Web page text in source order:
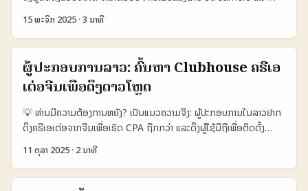
Bilibili ໄດ້ໃຊ້ AI ສຳລັບ matching) ສະຫຼຸບໄດ້ໄວ້ທີ່ສຸດໃນການອອກແບບ
ສະມາດຂອງຄຳສັ່ງ. ...
YouTube Shorts 👥 Monthly Active 12.000.000
Conversion 6% 4% 3% 💰 Avg. Creator Fee per Campaign
USD 300–1.500 USD 500–2.500 USD 200–2.000 🔗
Trackable Links Support Yes Yes Yes 🧾 Affiliate /
Storefront Tools Limited Expanding Available ເບິ່ງຈາກ
ຕາຕະລາງ: Douyin ໃນ Pakistan ມີ audience ສ່ວນເສັ້ນທີ່ດີເພື່ອຂັບ
app installs (ດູ່ດ້ວຍ conversion ≈6%) ແຕ່ tools ສໍາລັບ
affiliate/storefront ຍັງຈະຈຳกัด. ນີ້ແມ່ນສະແດງວ່າຕ້ອງຮ່ວມງານແບບ
performance-driven ແລະເປັນຕ້ອງບັນຈຸກັບການທົດສອບແຜນເພື່ອເພີ່ມ
ROI. ...
Pinterest creators ຈັກເປັນທ່ານທາງເຄື່ອງທີ່ອາດຈະເຮັດໃຫ້ຄ່າຕໍ່ການຕຼາດ
ຂຶ້ນສູງ. ບັນຫາຄື: Montenegro ເປັນຕະຫລາດຂະໜາດໜ້ອຍ, creator
pool ບໍ່ທົ່ວເທິງ, ແຕ່ມີນັກສ້າງພາບທີ່ມີຄຸນນະພາບສໍາເລັດເຂົ້າໃຈໄດ້ແລະດຶງຄວາມ
ສົນໃຈ. ບົດຄວາມນີ້ແນະນຳການຄົ້ນຫາຄຣີເເຕີ Pinterest ຈາກ
Montenegro, ວິທີ linking ລະບົບ streamers ເຂົ້າກັບການດຶງ installs,
ແລະແຜນທີ່ເປັນພາລະກິດສໍາເລັດ — ພວກເຮົາອ້າງອິງຈາກ Real Fast Social
ຕາຕະລາງຂໍ້ມູນດ້ານຕົວເລືອກ (ສະຫມຸດ: Platforms vs Creator Pools)
🧩 Metric Option A Option B Option C 👥 Monthly Active
578.000.000 (global Pinterest) 200.000 (Montenegro
Conversion 12% (pins → clicks est.) 6% (local creator
15 ພະຈິກ 2025·3 ນາທີ
ຜູ້ປະກອບການລາວ: ຄົ້ນຫາ Clubhouse ຄຣີເອ
ເຕ່ອຈີນເພື່ອດຶງດາວໂຫຼດ
💡 ທ່ານມີຄວາມຕ້ອງການຫຍັງ? ເປັນແນວຄວາມຈິງ: ຜູ້ປະກອບການໃນລາວຢາກ
ດຶງຄຣີເອເຕ່ອຈາກຈີນເພື່ອເຮັດ CPA ຖືກກວ່າ ແລະດຶງຜູ້ໃຊ້ມືຖືເພື່ອຕິດຕັ້ງ
APP. ບາງຄັ້ງຄຣີເອເຕ່ອຈີນມີແຫຼ່ງຜູ້ຕິດຕາມແບບທີ່ສະເຫຼີມ—ຈາກ short-
form video, Xiaohongshu posts, ຫາກໍ Clubhouse rooms ຫຼື
ແພດຟອມວິທີສະເຫຼີມສີ່ງທີ່ຄວນເຂົ້າໃຈໃນການຄົ້ນຫາພວກເຂົາ. ຫຼັກການທີ່ຈະຊື່ງ
11 ຕຸລາ 2025· 2 ນາທີ